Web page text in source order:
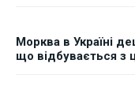
Морква в Україні
що відбувається з